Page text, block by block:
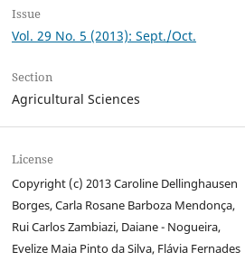
Issue
Vol. 29 No. 5 (2013): Sept./Oct.
Section
Agricultural Sciences
License
Copyright (c) 2013 Caroline Dellinghausen
Borges, Carla Rosane Barboza Mendonça,
Rui Carlos Zambiazi, Daiane - Nogueira,
Evelize Maia Pinto da Silva, Flávia Fernades